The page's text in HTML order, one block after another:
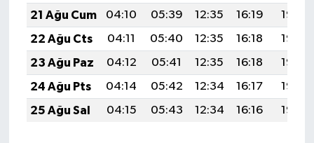
21 Ağu Cum
04:10 05:39 12:35 16:19
19:21
22 Ağu Cts
04:11 05:40 12:35 16:18
19:19
23 Ağu Paz
04:12 05:41 12:35 16:18
19:18
24 Ağu Pts
04:14 05:42 12:34 16:17
19:17
25 Ağu Sal
04:15 05:43 12:34 16:16 19:15